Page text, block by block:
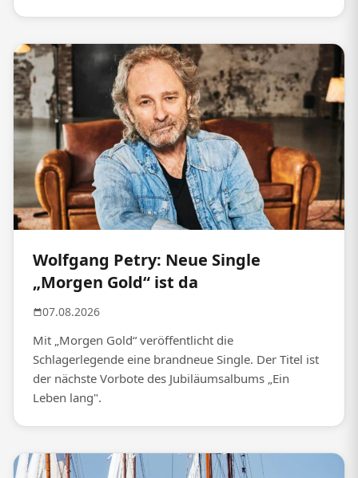
Wolfgang Petry: Neue Single
„Morgen Gold“ ist da
07.08.2026
Mit „Morgen Gold“ veröffentlicht die
Schlagerlegende eine brandneue Single. Der Titel ist
der nächste Vorbote des Jubiläumsalbums „Ein
Leben lang".